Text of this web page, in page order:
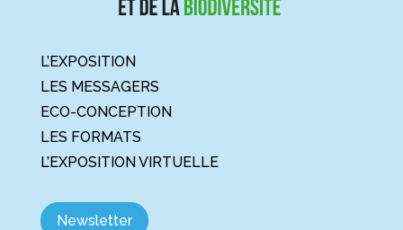
L’EXPOSITION
LES MESSAGERS
ECO-CONCEPTION
LES FORMATS
L’EXPOSITION VIRTUELLE
Newsletter